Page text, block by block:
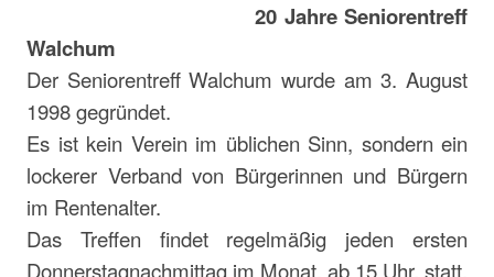
20 Jahre Seniorentreff
Walchum
Der Seniorentreff Walchum wurde am 3. August
1998 gegründet.
Es ist kein Verein im üblichen Sinn, sondern ein
lockerer Verband von Bürgerinnen und Bürgern
im Rentenalter.
Das Treffen findet regelmäßig jeden ersten
Donnerstagnachmittag im Monat, ab 15 Uhr, statt.